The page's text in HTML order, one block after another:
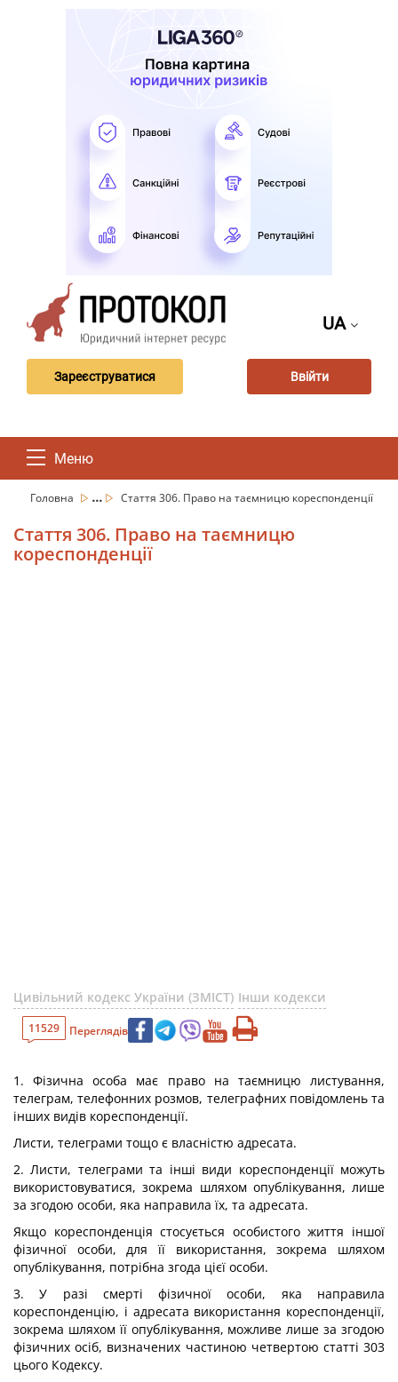
UA
Зареєструватися Ввійти
Меню
Головна ... Стаття 306. Право на таємницю кореспонденції
Стаття 306. Право на таємницю
кореспонденції
Цивільний кодекс України (ЗМІСТ) Інши кодекси
11529 Переглядів
1. Фізична особа має право на таємницю листування,
телеграм, телефонних розмов, телеграфних повідомлень та
інших видів кореспонденції.
Листи, телеграми тощо є власністю адресата.
2. Листи, телеграми та інші види кореспонденції можуть
використовуватися, зокрема шляхом опублікування, лише
за згодою особи, яка направила їх, та адресата.
Якщо кореспонденція стосується особистого життя іншої
фізичної особи, для її використання, зокрема шляхом
опублікування, потрібна згода цієї особи.
3. У разі смерті фізичної особи, яка направила
кореспонденцію, і адресата використання кореспонденції,
зокрема шляхом її опублікування, можливе лише за згодою
фізичних осіб, визначених частиною четвертою статті 303
цього Кодексу.